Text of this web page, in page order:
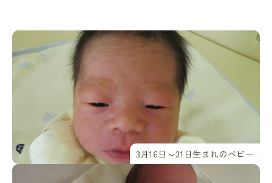
3月16日～31日生まれのベビー